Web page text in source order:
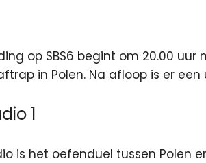
op SBS6 begint om 20.00
in Polen. Na afloop is er
1
is het oefenduel tussen Polen